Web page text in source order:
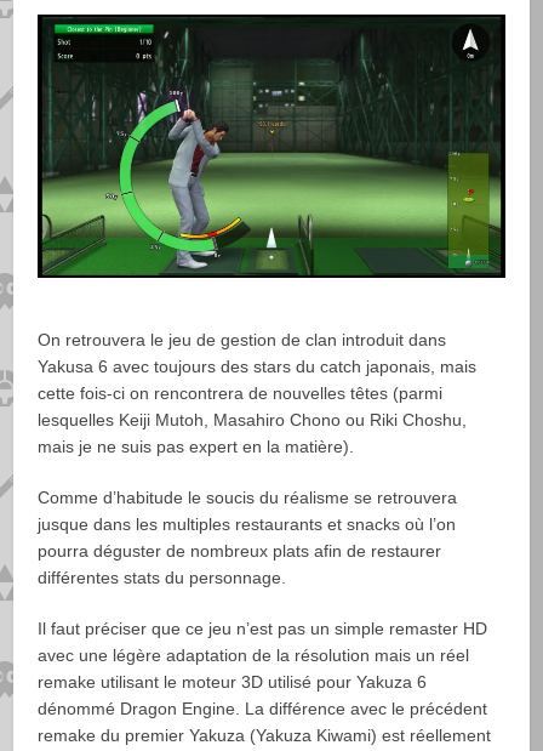
On retrouvera le jeu de gestion de clan introduit dans
Yakusa 6 avec toujours des stars du catch japonais, mais
cette fois-ci on rencontrera de nouvelles têtes (parmi
lesquelles Keiji Mutoh, Masahiro Chono ou Riki Choshu,
mais je ne suis pas expert en la matière).
Comme d’habitude le soucis du réalisme se retrouvera
jusque dans les multiples restaurants et snacks où l’on
pourra déguster de nombreux plats afin de restaurer
différentes stats du personnage.
Il faut préciser que ce jeu n’est pas un simple remaster HD
avec une légère adaptation de la résolution mais un réel
remake utilisant le moteur 3D utilisé pour Yakuza 6
dénommé Dragon Engine. La différence avec le précédent
remake du premier Yakuza (Yakuza Kiwami) est réellement